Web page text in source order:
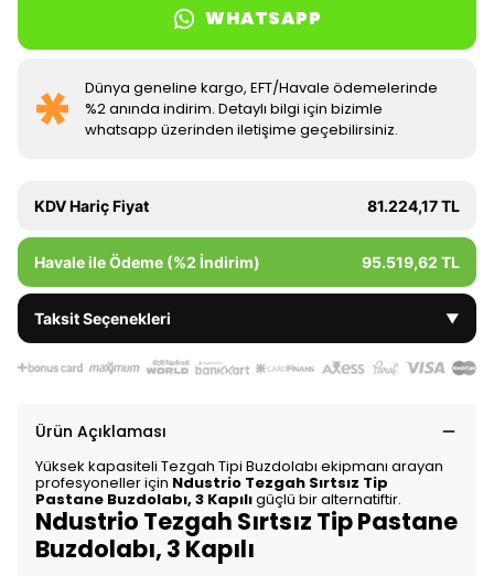
WHATSAPP
Dünya geneline kargo, EFT/Havale ödemelerinde
%2 anında indirim. Detaylı bilgi için bizimle
whatsapp üzerinden iletişime geçebilirsiniz.
KDV Hariç Fiyat 81.224,17 TL
Havale ile Ödeme (%2 İndirim) 95.519,62 TL
Taksit Seçenekleri ▼
Ürün Açıklaması
Yüksek kapasiteli Tezgah Tipi Buzdolabı ekipmanı arayan
profesyoneller için Ndustrio Tezgah Sırtsız Tip
Pastane Buzdolabı, 3 Kapılıgüçlü bir alternatiftir.
Ndustrio Tezgah Sırtsız Tip Pastane
Buzdolabı, 3 Kapılı